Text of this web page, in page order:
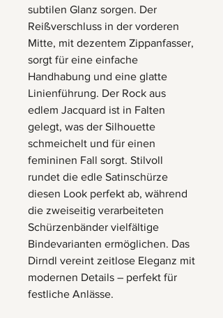
subtilen Glanz sorgen. Der
Reißverschluss in der vorderen
Mitte, mit dezentem Zippanfasser,
sorgt für eine einfache
Handhabung und eine glatte
Linienführung. Der Rock aus
edlem Jacquard ist in Falten
gelegt, was der Silhouette
schmeichelt und für einen
femininen Fall sorgt. Stilvoll
rundet die edle Satinschürze
diesen Look perfekt ab, während
die zweiseitig verarbeiteten
Schürzenbänder vielfältige
Bindevarianten ermöglichen. Das
Dirndl vereint zeitlose Eleganz mit
modernen Details – perfekt für
festliche Anlässe.